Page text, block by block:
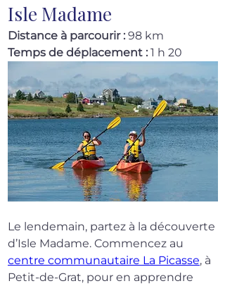
Isle Madame
Distance à parcourir : 98 km
Temps de déplacement : 1 h 20
Le lendemain, partez à la découverte
d’Isle Madame. Commencez au
centre communautaire La Picasse, à
Petit-de-Grat, pour en apprendre